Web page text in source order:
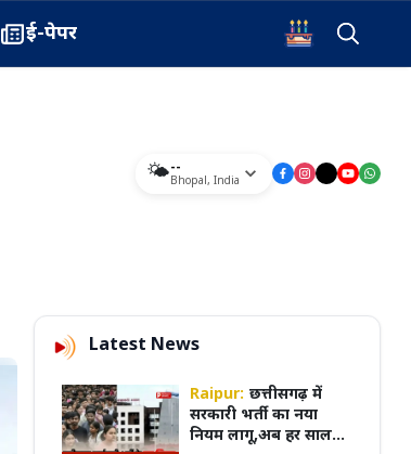
ई-पेपर
🌤️--
Bhopal, India
Latest News
Raipur: छत्तीसगढ़ में
सरकारी भर्ती का नया
नियम लागू,अब हर साल